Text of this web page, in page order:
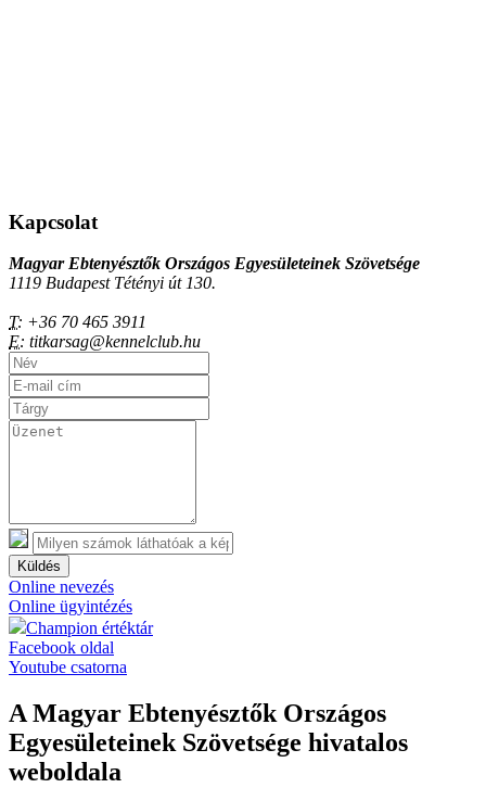
Kapcsolat
Magyar Ebtenyésztők Országos Egyesületeinek Szövetsége
1119 Budapest Tétényi út 130.
T: +36 70 465 3911
E: titkarsag@kennelclub.hu
Küldés
Online nevezés
Online ügyintézés
Champion értéktár
Facebook oldal
Youtube csatorna
A Magyar Ebtenyésztők Országos
Egyesületeinek Szövetsége hivatalos
weboldala